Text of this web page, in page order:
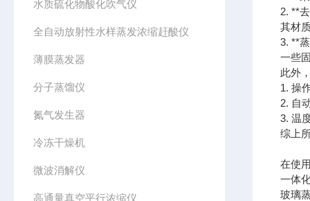
水质硫化物酸化吹气仪
全自动放射性水样蒸发浓缩赶酸仪
薄膜蒸发器
分子蒸馏仪
氮气发生器
冷冻干燥机
微波消解仪
高通量真空平行浓缩仪
2. **
其材
3. **
一些
此外
1. 操
2. 自
3. 温
综上
在使
一体
玻璃